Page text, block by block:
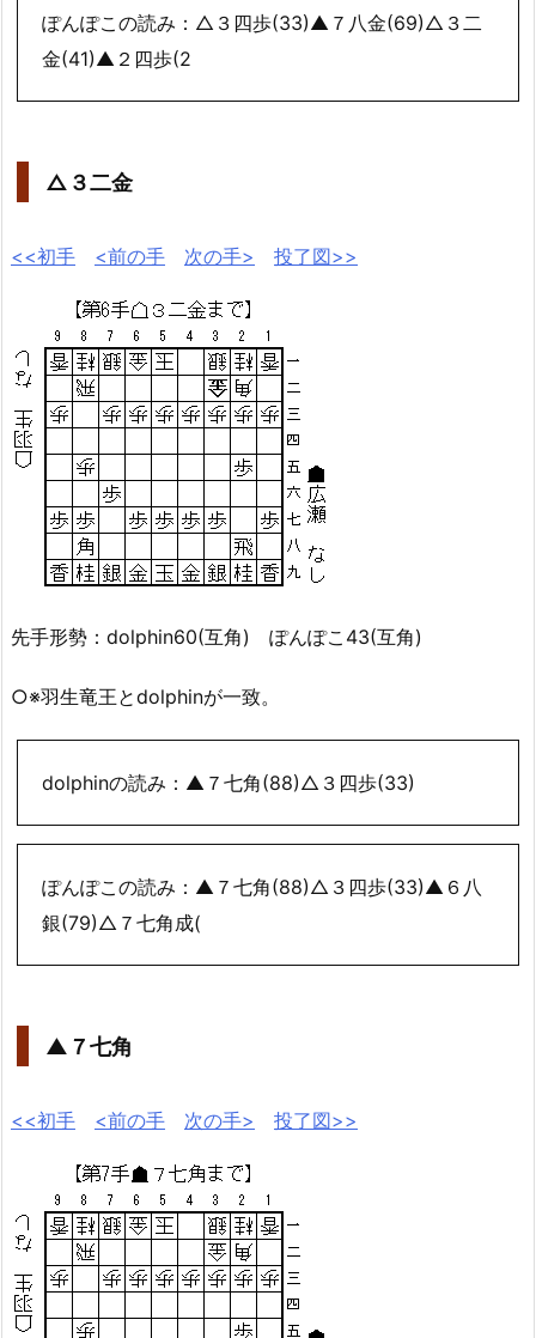
ぽんぽこの読み：△３四歩(33)▲７八金(69)△３二
金(41)▲２四歩(2
△３二金
<<初手 <前の手 次の手> 投了図>>
先手形勢：dolphin60(互角) ぽんぽこ43(互角)
○※羽生竜王とdolphinが一致。
dolphinの読み：▲７七角(88)△３四歩(33)
ぽんぽこの読み：▲７七角(88)△３四歩(33)▲６八
銀(79)△７七角成(
▲７七角
<<初手 <前の手 次の手> 投了図>>